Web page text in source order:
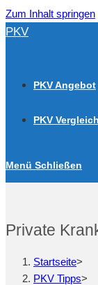
Zum Inhalt springen
PKV
PKV Angebot
PKV Vergleich
Menü Schließen
Private
Startseite>
PKV Tipps>